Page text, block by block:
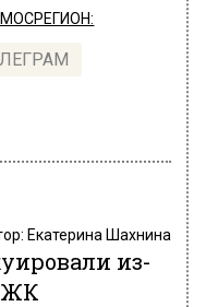
Екатерина Шахнина
из-
ЖК